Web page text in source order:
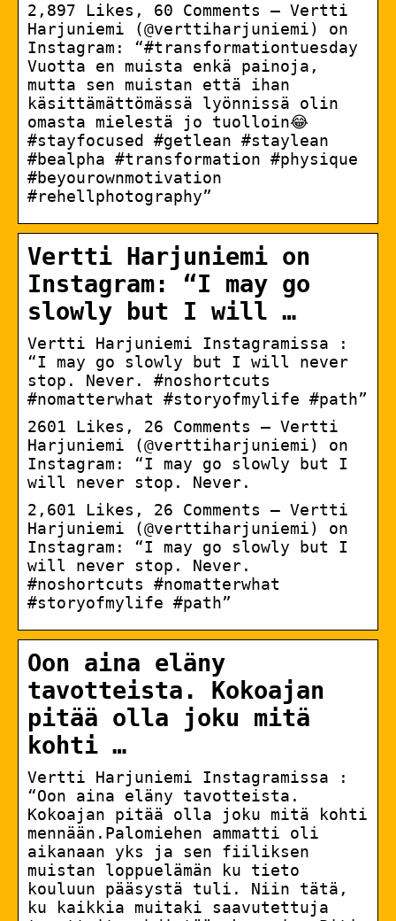
2,897 Likes, 60 Comments – Vertti
Harjuniemi (@verttiharjuniemi) on
Instagram: “#transformationtuesday
Vuotta en muista enkä painoja,
mutta sen muistan että ihan
käsittämättömässä lyönnissä olin
omasta mielestä jo tuolloin😂
#stayfocused #getlean #staylean
#bealpha #transformation #physique
#beyourownmotivation
#rehellphotography”
Vertti Harjuniemi on
Instagram: “I may go
slowly but I will …
Vertti Harjuniemi Instagramissa :
“I may go slowly but I will never
stop. Never. #noshortcuts
#nomatterwhat #storyofmylife #path”
2601 Likes, 26 Comments – Vertti
Harjuniemi (@verttiharjuniemi) on
Instagram: “I may go slowly but I
will never stop. Never.
2,601 Likes, 26 Comments – Vertti
Harjuniemi (@verttiharjuniemi) on
Instagram: “I may go slowly but I
will never stop. Never.
#noshortcuts #nomatterwhat
#storyofmylife #path”
Oon aina eläny
tavotteista. Kokoajan
pitää olla joku mitä
kohti …
Vertti Harjuniemi Instagramissa :
“Oon aina eläny tavotteista.
Kokoajan pitää olla joku mitä kohti
mennään.Palomiehen ammatti oli
aikanaan yks ja sen fiiliksen
muistan loppuelämän ku tieto
kouluun pääsystä tuli. Niin tätä,
ku kaikkia muitaki saavutettuja